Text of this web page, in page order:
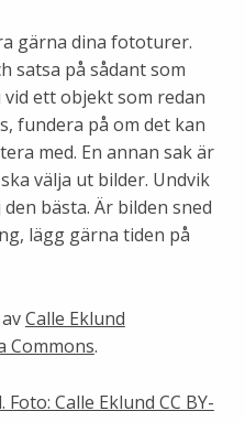
gärna dina fototurer.
satsa på sådant som
ett objekt som redan
fundera på om det kan
med. En annan sak är
välja ut bilder. Undvik
bästa. Är bilden sned
lägg gärna tiden på
avCalle Eklund
Commons.